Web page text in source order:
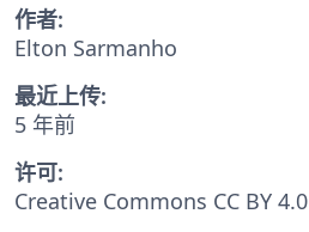
作者:
Elton Sarmanho
最近上传:
5 年前
许可:
Creative Commons CC BY 4.0